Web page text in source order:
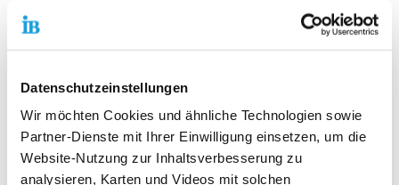
Datenschutzeinstellungen
Wir möchten Cookies und ähnliche Technologien sowie
Partner-Dienste mit Ihrer Einwilligung einsetzen, um die
Website-Nutzung zur Inhaltsverbesserung zu
analysieren, Karten und Videos mit solchen
Respekt Coaches
Demokratiebildung und Extremismusprävention an Schulen
Der JMD des IB in Berlin-Marzahn-Hellersdorf führt seit 2018
im Auftrag des Bundesministeriums für Familie, Senioren,
Frauen und Jugend das Präventionsprogramm Respekt
Coaches im Bezirk gemeinsam mit Kooperationspartnern aus
der politischen Bildung durch und fördert Respekt, Toleranz
und den Abbau von Vorurteilen an Schulen. Dazu werden